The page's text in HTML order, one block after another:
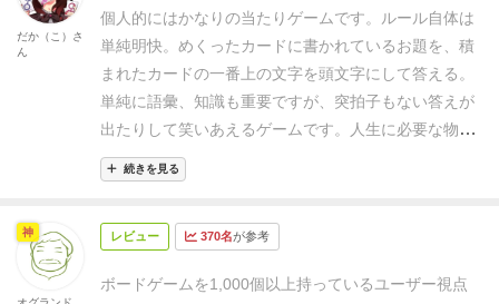
性があると思います。このゲームはワードゲームの新
定番と言っても過言ではない、良いゲームだと思いま
す。
ですが、個人的には意外と「詰まる」場面の多いゲー
ムかなという印象でした。
勿論やるメンバーによるの
ですが、テーマに「歴史人物」「四字熟語」などちょ
っとカタいものが散見され、頭文字によってはすっか
りゲームが止まることもしばしば。特に子供相手なん
かだと顕著で（これはワードバスケット等でも同じな
はあるのですが、数度それが続いたりすると、どうし
てもモヤモヤが溜まってしまいがちです。なんでしょ
う、難しいクイズを何度もパスする感覚とでも言うの
個人的にはかなりの当たりゲームです。
ルール自体は
単純明快。めくったカードに書かれているお題を、積
まれたカードの一番上の文字を頭文字にして答える。
単純に語彙、知識も重要ですが、突拍子もない答えが
出たりして笑いあえるゲームです。
人生に必要な物と
して「へりくつ」と出た時は、やっていたメンバーは
笑いに包まれ、「確かに！」と納得していました。
熟語やら勉強を始める始末。ちょっと時間がある時に
続きを見る
だか（こ）さ
ん
レビュー 370名が参考
ボードゲームを1,000個以上持っているユーザー視点
神